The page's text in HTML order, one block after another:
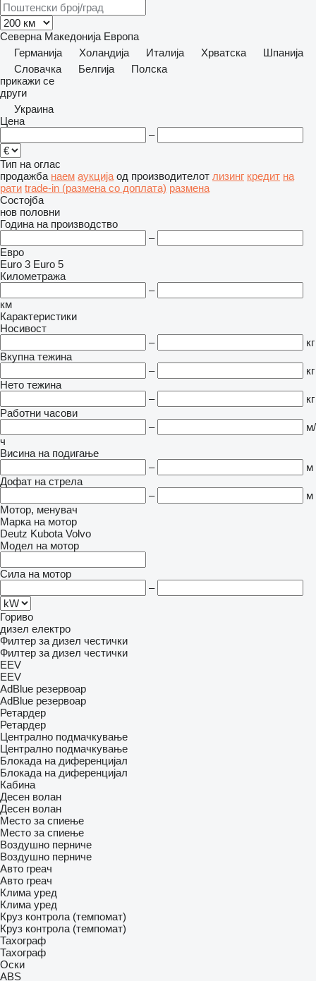
Северна Македонија Европа
Германија
Холандија Италија Хрватска
Шпанија
Словачка
Белгија
Полска
прикажи се
други
Украина
Цена
–
Тип на оглас
продажба наем аукција од производителот лизинг кредит на
рати trade-in (размена со доплата) размена
Состојба
нов половни
Година на производство
–
Евро
Euro 3 Euro 5
Километража
–
км
Карактеристики
Носивост
–
кг
Вкупна тежина
–
кг
Нето тежина
–
кг
Работни часови
–
м/
ч
Висина на подигање
–
м
Дофат на стрела
–
м
Мотор, менувач
Марка на мотор
Deutz Kubota Volvo
Модел на мотор
Сила на мотор
–
Гориво
дизел електро
Филтер за дизел честички
Филтер за дизел честички
EEV
EEV
AdBlue резервоар
AdBlue резервоар
Ретардер
Ретардер
Централно подмачкување
Централно подмачкување
Блокада на диференцијал
Блокада на диференцијал
Кабина
Десен волан
Десен волан
Место за спиење
Место за спиење
Воздушно перниче
Воздушно перниче
Авто греач
Авто греач
Клима уред
Клима уред
Круз контрола (темпомат)
Круз контрола (темпомат)
Тахограф
Тахограф
Оски
ABS